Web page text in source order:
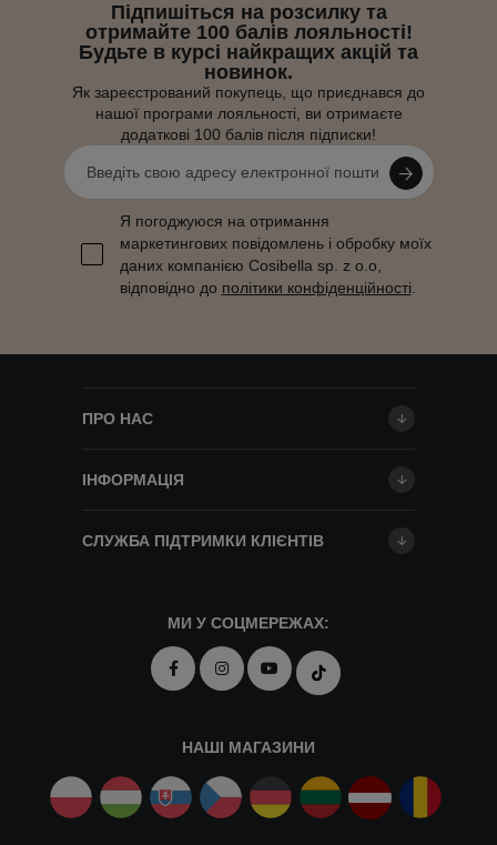
Підпишіться на розсилку та
отримайте 100 балів лояльності!
Будьте в курсі найкращих акцій та
новинок.
Як зареєстрований покупець, що приєднався до
нашої програми лояльності, ви отримаєте
додаткові 100 балів після підписки!
Я погоджуюся на отримання
маркетингових повідомлень і обробку моїх
даних компанією Cosibella sp. z o.o,
відповідно до політики конфіденційності
ПРО НАС
ІНФОРМАЦІЯ
СЛУЖБА ПІДТРИМКИ КЛІЄНТІВ
МИ У СОЦМЕРЕЖАХ:
НАШІ МАГАЗИНИ